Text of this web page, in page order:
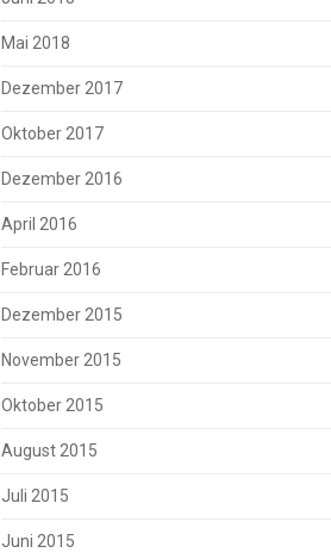
Mai 2018
Dezember 2017
Oktober 2017
Dezember 2016
April 2016
Februar 2016
Dezember 2015
November 2015
Oktober 2015
August 2015
Juli 2015
Juni 2015